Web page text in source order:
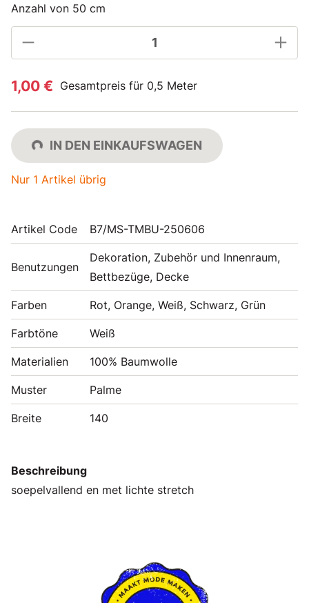
Anzahl von 50 cm
1,00 € Gesamtpreis für 0,5 Meter
IN DEN EINKAUFSWAGEN
Nur 1 Artikel übrig
Artikel Code B7/MS-TMBU-250606
Benutzungen
Dekoration, Zubehör und Innenraum,
Bettbezüge, Decke
Farben Rot, Orange, Weiß, Schwarz, Grün
Farbtöne Weiß
Materialien 100% Baumwolle
Muster Palme
Breite 140
Beschreibung
soepelvallend en met lichte stretch